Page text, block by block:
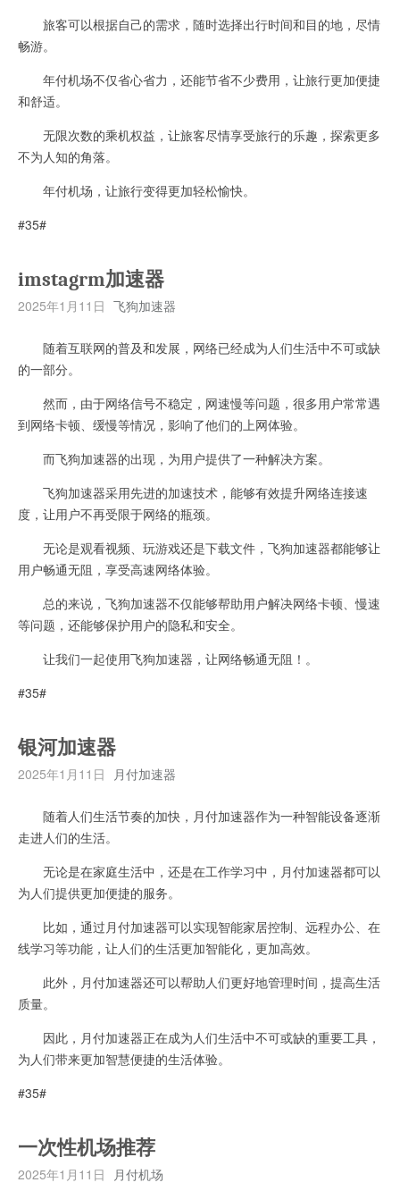
旅客可以根据自己的需求，随时选择出行时间和目的地，尽情
畅游。
年付机场不仅省心省力，还能节省不少费用，让旅行更加便捷
和舒适。
无限次数的乘机权益，让旅客尽情享受旅行的乐趣，探索更多
不为人知的角落。
年付机场，让旅行变得更加轻松愉快。
#35#
imstagrm加速器
2025年1月11日 飞狗加速器
随着互联网的普及和发展，网络已经成为人们生活中不可或缺
的一部分。
然而，由于网络信号不稳定，网速慢等问题，很多用户常常遇
到网络卡顿、缓慢等情况，影响了他们的上网体验。
而飞狗加速器的出现，为用户提供了一种解决方案。
飞狗加速器采用先进的加速技术，能够有效提升网络连接速
度，让用户不再受限于网络的瓶颈。
无论是观看视频、玩游戏还是下载文件，飞狗加速器都能够让
用户畅通无阻，享受高速网络体验。
总的来说，飞狗加速器不仅能够帮助用户解决网络卡顿、慢速
等问题，还能够保护用户的隐私和安全。
让我们一起使用飞狗加速器，让网络畅通无阻！。
#35#
银河加速器
2025年1月11日 月付加速器
随着人们生活节奏的加快，月付加速器作为一种智能设备逐渐
走进人们的生活。
无论是在家庭生活中，还是在工作学习中，月付加速器都可以
为人们提供更加便捷的服务。
比如，通过月付加速器可以实现智能家居控制、远程办公、在
线学习等功能，让人们的生活更加智能化，更加高效。
此外，月付加速器还可以帮助人们更好地管理时间，提高生活
质量。
因此，月付加速器正在成为人们生活中不可或缺的重要工具，
为人们带来更加智慧便捷的生活体验。
#35#
一次性机场推荐
2025年1月11日 月付机场